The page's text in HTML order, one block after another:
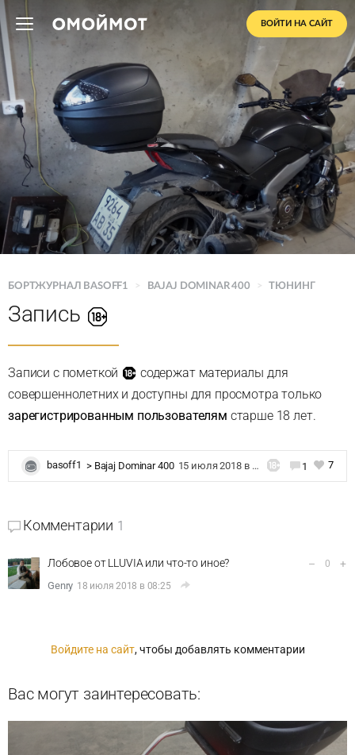
ВОЙТИ НА САЙТ
БОРТЖУРНАЛ BASOFF1 > BAJAJ DOMINAR 400 > ТЮНИНГ
Запись
Записи с пометкой
содержат материалы для
совершеннолетних и доступны для просмотра только
зарегистрированным пользователям старше 18 лет.
basoff1 > Bajaj Dominar 400 15 июля 2018 в 13:32 1 7
Комментарии 1
Лобовое от LLUVIA или что-то иное?
Genry 18 июля 2018 в 08:25
– 0 +
Войдите на сайт, чтобы добавлять комментарии
Вас могут заинтересовать: